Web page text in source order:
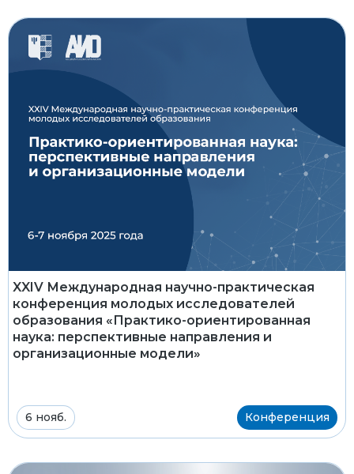
XXIV Международная научно-практическая
конференция молодых исследователей
образования «Практико-ориентированная
наука: перспективные направления и
организационные модели»
6 нояб. Конференция